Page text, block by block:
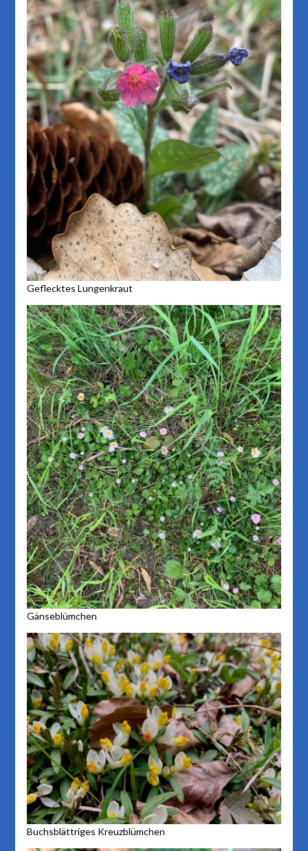
Geflecktes Lungenkraut
Gänseblümchen
Buchsblättriges Kreuzblümchen